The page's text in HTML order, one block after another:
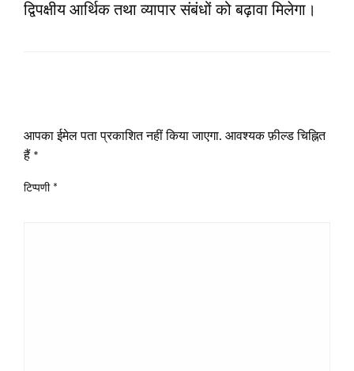
द्विपक्षीय आर्थिक तथा व्‍यापार संबंधों को बढ़ावा मिलेगा।
आपका ईमेल पता प्रकाशित नहीं किया जाएगा. आवश्यक फ़ील्ड चिह्नित
हैं *
टिप्पणी *